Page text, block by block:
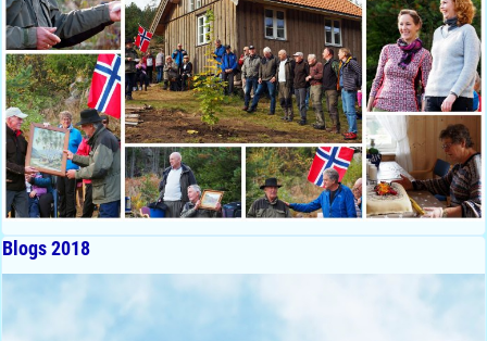
Blogs 2018